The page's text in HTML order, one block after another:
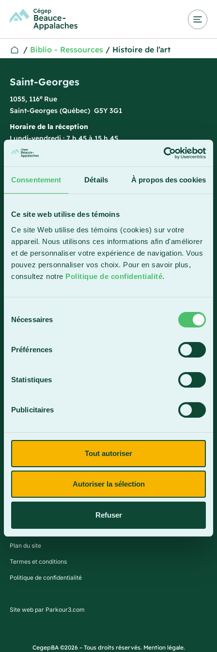
Consentement Détails À propos des cookies
Ce site web utilise des témoins
Ce site Web utilise des témoins (cookies) sur votre
appareil. Nous utilisons ces informations afin d'améliorer
et de personnaliser votre expérience de navigation. Vous
pouvez personnaliser vos choix. Pour en savoir plus,
consultez notre Politique de confidentialité.
Nécessaires
Préférences
Statistiques
Publicitaires
Tout autoriser
Autoriser la sélection
Refuser
/ Biblio - Ressources / Histoire de l’art
Saint-Georges
1055, 116e Rue
Saint-Georges (Québec) G5Y 3G1
Horaire de la réception
Lundi-vendredi : 7 h 45 à 15 h 45
418 228-8896
Sainte-Marie
1150, boul. Vachon Nord
Sainte-Marie (Québec) G6E 0R1
Horaire de la réception
Lundi-vendredi : 7 h 30 à 15 h 30
418 387-8896
Lac-Mégantic
Lac-Mégantic (Québec) G6B 3B4
Lundi-vendredi : 8 h à 16 h
Plan du site
Termes et conditions
Politique de confidentialité
Site web par Parkour3.com
CegepBA ©2026 – Tous droits réservés. Mention légale.